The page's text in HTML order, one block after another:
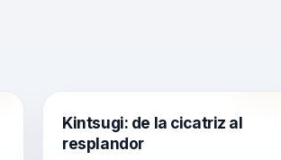
Kintsugi: de la cicatriz al
resplandor